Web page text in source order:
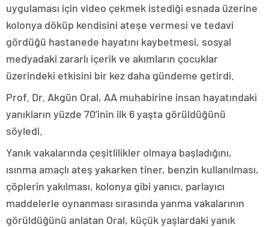
uygulaması için video çekmek istediği esnada üzerine
kolonya döküp kendisini ateşe vermesi ve tedavi
gördüğü hastanede hayatını kaybetmesi, sosyal
medyadaki zararlı içerik ve akımların çocuklar
üzerindeki etkisini bir kez daha gündeme getirdi.
Prof. Dr. Akgün Oral, AA muhabirine insan hayatındaki
yanıkların yüzde 70’inin ilk 6 yaşta görüldüğünü
söyledi.
Yanık vakalarında çeşitlilikler olmaya başladığını,
ısınma amaçlı ateş yakarken tiner, benzin kullanılması,
çöplerin yakılması, kolonya gibi yanıcı, parlayıcı
maddelerle oynanması sırasında yanma vakalarının
görüldüğünü anlatan Oral, küçük yaşlardaki yanık